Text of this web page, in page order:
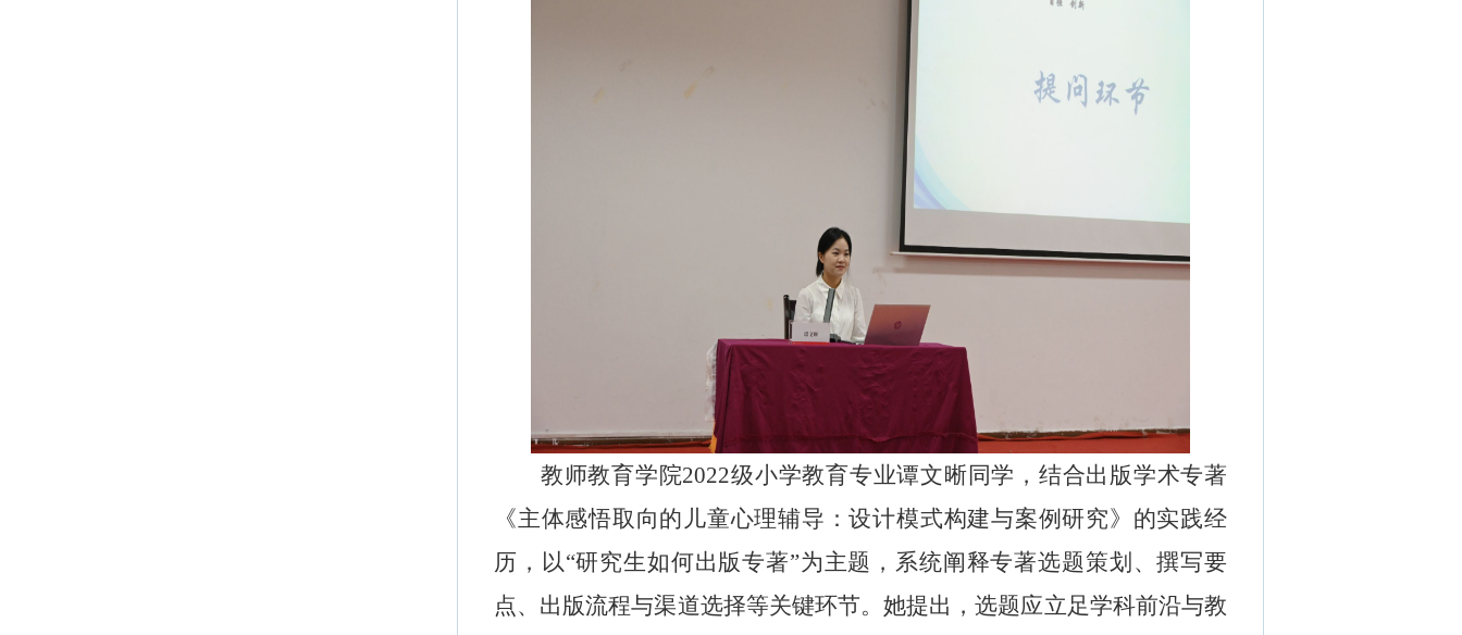
教师教育学院2022级小学教育专业谭文晰同学，结合出版学术专著
《主体感悟取向的儿童心理辅导：设计模式构建与案例研究》的实践经
历，以“研究生如何出版专著”为主题，系统阐释专著选题策划、撰写要
点、出版流程与渠道选择等关键环节。她提出，选题应立足学科前沿与教